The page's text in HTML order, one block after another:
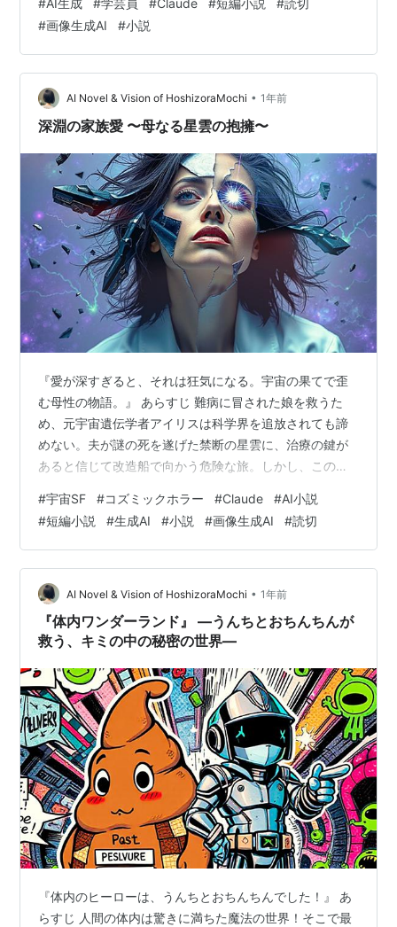
秩序のために真実を隠す「エコーの管理者」、もう一人
は祖母の同志だった。🔍 「真実は反響の外にある」とい
う祖母のメッセージを胸に、栞は西御殿に忍び込む。そ
こで発見した衝撃の事実—祖母は「処分」されたのでは
なく、真実を広めるために町を出ていたのだ。…
#画像生成AI #小説
AI Novel & Vision of HoshizoraMochi • 1年前
深淵の家族愛 〜母なる星雲の抱擁〜
『愛が深すぎると、それは狂気になる。宇宙の果てで歪
む母性の物語。』 あらすじ 難病に冒された娘を救うた
め、元宇宙遺伝学者アイリスは科学界を追放されても諦
めない。夫が謎の死を遂げた禁断の星雲に、治療の鍵が
あると信じて改造船で向かう危険な旅。しかし、この旅
宙船の中で、次々と不可解な現象が発生。娘の病状は悪
化し、船内に響く亡夫の声、そして娘が口にする「パパ
が呼んでる」という言葉。やがて明かされる恐ろしい真
実――星雲は意識を持つ宇宙的生命体であり、特別な遺
伝子を持つ家族を何世代もかけて選び続けていたのだ。
「愛しているから、一緒になりましょう」 母性…
#宇宙SF #コズミックホラー #Claude #AI小説
#短編小説 #生成AI #小説 #画像生成AI #読切
AI Novel & Vision of HoshizoraMochi • 1年前
『体内ワンダーランド』 ―うんちとおちんちんが
救う、キミの中の秘密の世界―
『体内のヒーローは、うんちとおちんちんでした！』 あ
らすじ 人間の体内は驚きに満ちた魔法の世界！そこで最